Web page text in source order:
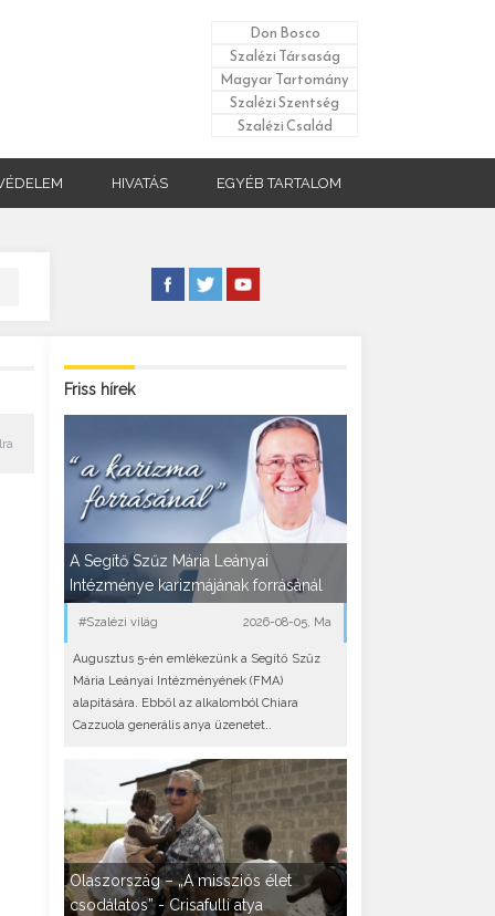
Don Bosco
Szalézi Társaság
Magyar Tartomány
Szalézi Szentség
Szalézi Család
HIVATÁS EGYÉB TARTALOM
Friss hírek
A Segítő Szűz Mária Leányai
Intézménye karizmájának forrásánál
#Szalézi világ 2026-08-05, Ma
Augusztus 5-én emlékezünk a Segítő Szűz
Mária Leányai Intézményének (FMA)
alapítására. Ebből az alkalomból Chiara
Cazzuola generális anya üzenetet..
Olaszország – „A missziós élet
csodálatos” - Crisafulli atya